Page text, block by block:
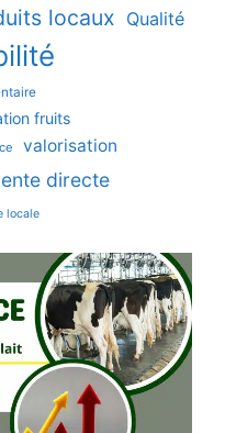
locaux Qualité
fruits
valorisation
directe
locale